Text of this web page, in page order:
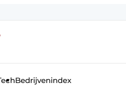
Bedrijvenindex